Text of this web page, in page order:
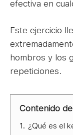
efectiva en
Este ejercicio
hombros y los
repeticiones.
Contenido
1. ¿Qué es el